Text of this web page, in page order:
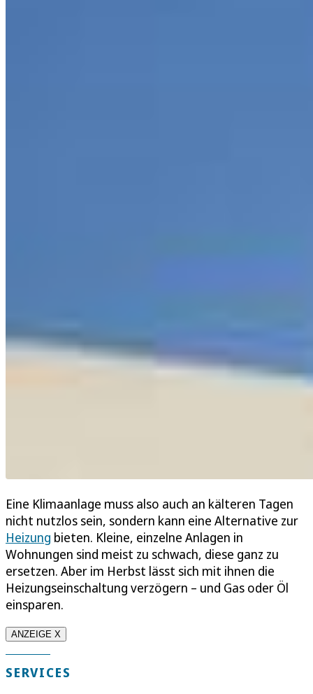
Eine Klimaanlage muss also auch an kälteren Tagen
nicht nutzlos sein, sondern kann eine Alternative zur
Heizung bieten. Kleine, einzelne Anlagen in
Wohnungen sind meist zu schwach, diese ganz zu
ersetzen. Aber im Herbst lässt sich mit ihnen die
Heizungseinschaltung verzögern – und Gas oder Öl
einsparen.
ANZEIGE X
SERVICES